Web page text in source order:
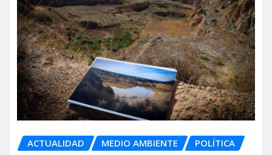
ACTUALIDAD MEDIO AMBIENTE POLÍTICA